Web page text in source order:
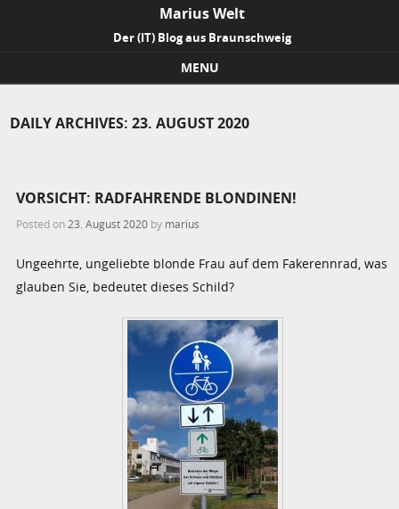
Marius Welt
Der (IT) Blog aus Braunschweig
MENU
DAILY ARCHIVES:23. AUGUST 2020
VORSICHT: RADFAHRENDE BLONDINEN!
Posted on 23. August 2020 by marius
Ungeehrte, ungeliebte blonde Frau auf dem Fakerennrad, was
glauben Sie, bedeutet dieses Schild?